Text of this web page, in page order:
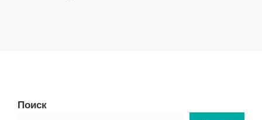
Поиск